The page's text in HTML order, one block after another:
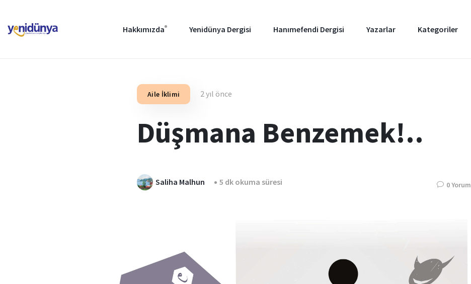
Hakkımızda Yenidünya Dergisi Hanımefendi Dergisi Yazarlar Kategoriler
Aile İklimi 2 yıl önce
Düşmana Benzemek!..
Saliha Malhun 5 dk okuma süresi 0 Yorum